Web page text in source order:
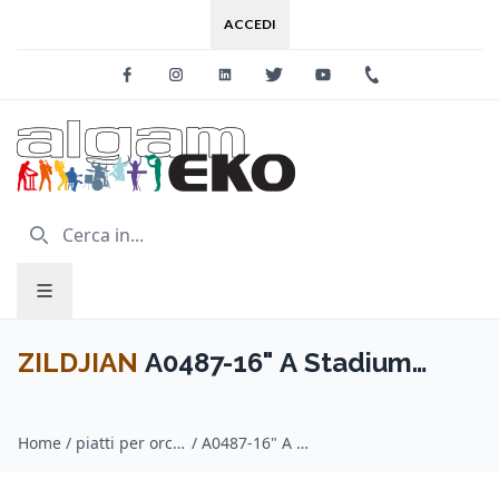
ACCEDI
FacebookInstagramLinkedinTwitter Youtube
ZILDJIAN A0487-16" A Stadium
Home / piatti per orchestra / ZILDJIAN / A0487-16" A Stadium Series Medium Heavy - Pair